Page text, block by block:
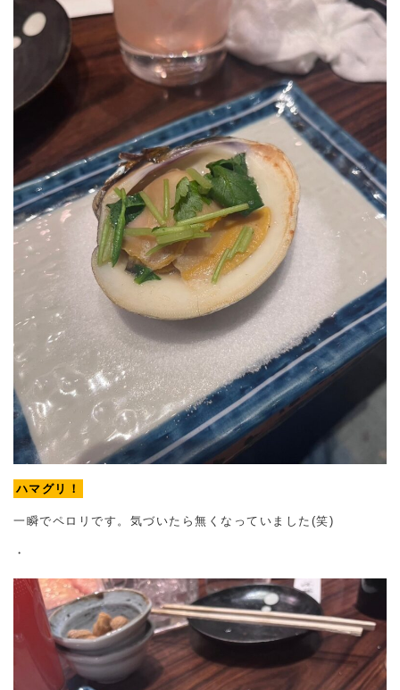
ハマグリ！
一瞬でペロリです。気づいたら無くなっていました(笑)
・